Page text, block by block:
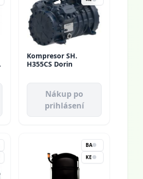
Kompresor SH.
H355CS Dorin
Nákup po
prihlásení
BA
KE